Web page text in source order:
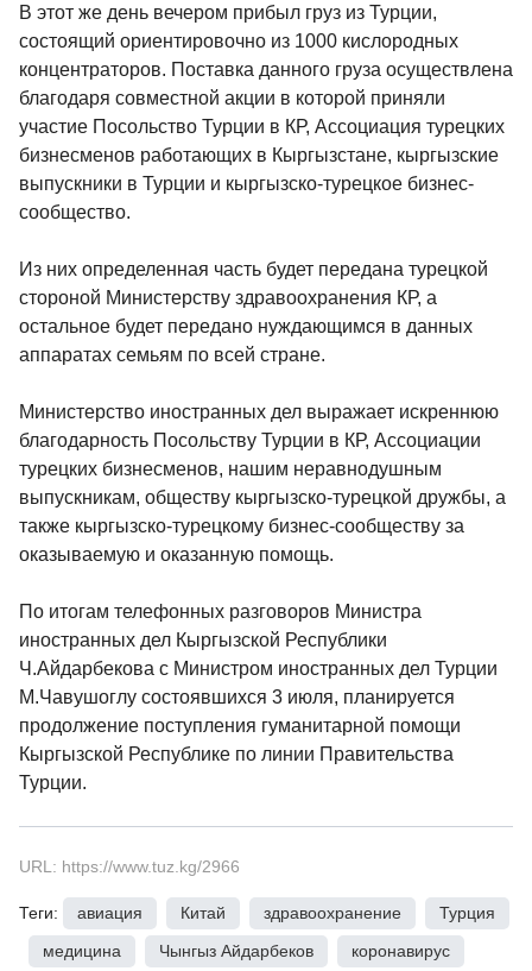
В этот же день вечером прибыл груз из Турции,
состоящий ориентировочно из 1000 кислородных
концентраторов. Поставка данного груза осуществлена
благодаря совместной акции в которой приняли
участие Посольство Турции в КР, Ассоциация турецких
бизнесменов работающих в Кыргызстане, кыргызские
выпускники в Турции и кыргызско-турецкое бизнес-
сообщество.
Из них определенная часть будет передана турецкой
стороной Министерству здравоохранения КР, а
остальное будет передано нуждающимся в данных
аппаратах семьям по всей стране.
Министерство иностранных дел выражает искреннюю
благодарность Посольству Турции в КР, Ассоциации
турецких бизнесменов, нашим неравнодушным
выпускникам, обществу кыргызско-турецкой дружбы, а
также кыргызско-турецкому бизнес-сообществу за
оказываемую и оказанную помощь.
По итогам телефонных разговоров Министра
иностранных дел Кыргызской Республики
Ч.Айдарбекова с Министром иностранных дел Турции
М.Чавушоглу состоявшихся 3 июля, планируется
продолжение поступления гуманитарной помощи
Кыргызской Республике по линии Правительства
Турции.
URL: https://www.tuz.kg/2966
Теги: авиация Китай здравоохранение
Турция
медицина Чынгыз Айдарбеков коронавирус